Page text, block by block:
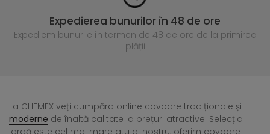
Expedierea bunurilor în 48 de ore
Expediem bunurile în termen de 48 de ore de la primirea
plății
La CHEMEX veți cumpăra online covoare tradiționale și
moderne de înaltă calitate la prețuri atractive. Selecția
largă este cel mai mare atu al nostru, oferim covoare